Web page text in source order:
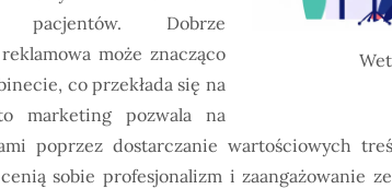
pacjentów. Dobrze
może znacząco
co przekłada się na
marketing pozwala na
poprzez dostarczanie wartościowych
sobie profesjonalizm i zaangażowanie